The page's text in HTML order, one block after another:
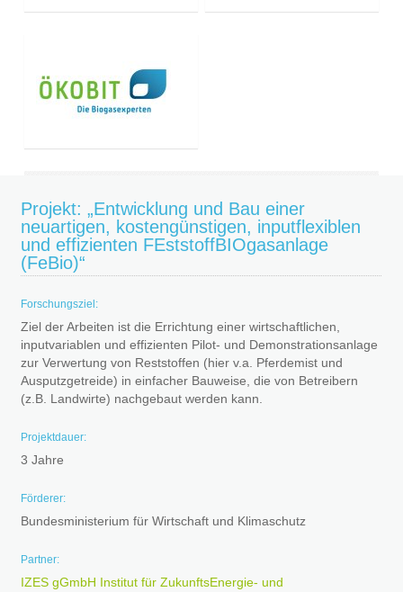
Projekt: „Entwicklung und Bau einer
neuartigen, kostengünstigen, inputflexiblen
und effizienten FEststoffBIOgasanlage
(FeBio)“
Forschungsziel:
Ziel der Arbeiten ist die Errichtung einer wirtschaftlichen,
inputvariablen und effizienten Pilot- und Demonstrationsanlage
zur Verwertung von Reststoffen (hier v.a. Pferdemist und
Ausputzgetreide) in einfacher Bauweise, die von Betreibern
(z.B. Landwirte) nachgebaut werden kann.
Projektdauer:
3 Jahre
Förderer:
Bundesministerium für Wirtschaft und Klimaschutz
Partner:
IZES gGmbH Institut für ZukunftsEnergie- und